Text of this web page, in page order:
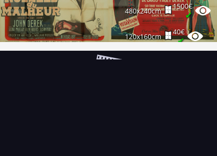
480x240cm
1500€
✔
120x160cm
40€
✔